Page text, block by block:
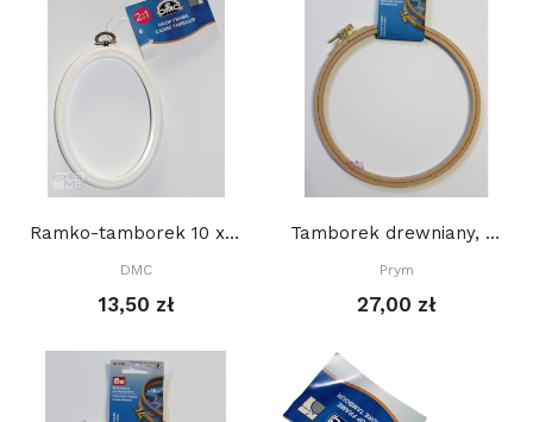
Ramko-tamborek 10 x 13,5 cm, OWALNY, BIAŁY
DMC
13,50 zł
Tamborek drewniany, PRYM 19 cm
Prym
27,00 zł